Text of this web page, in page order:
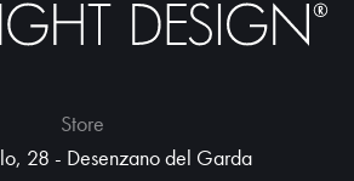
Store
28 - Desenzano del Garda